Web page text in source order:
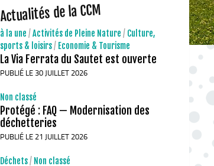
Actualités de la CCM
à la une /Activités de Pleine Nature / Culture,
sports & loisirs/ Economie & Tourisme
La Via Ferrata du Sautet est ouverte
PUBLIÉ LE 30 JUILLET 2026
Non classé
Protégé : FAQ — Modernisation des
déchetteries
PUBLIÉ LE 21 JUILLET 2026
Déchets/ Non classé